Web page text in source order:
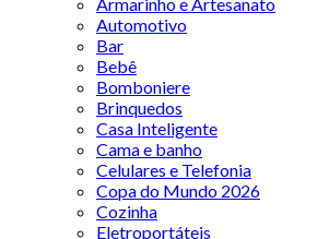
Automotivo
Bar
Bebê
Bomboniere
Brinquedos
Casa Inteligente
Cama e banho
Celulares e Telefonia
Copa do Mundo 2026
Cozinha
Eletroportáteis